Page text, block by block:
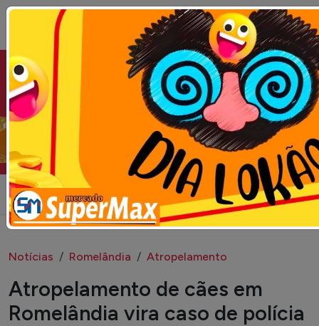
Seja bem vindo ao portal Campo Erê.com
Campo Erê.com
Notícias Romelândia Atropelamento
Atropelamento de cães em
Romelândia vira caso de polícia